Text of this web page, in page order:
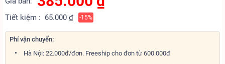
Tiết kiệm : 65.000 ₫ -15%
Phí vận chuyển:
Hà Nội: 22.000đ/đơn. Freeship cho đơn từ 600.000đ